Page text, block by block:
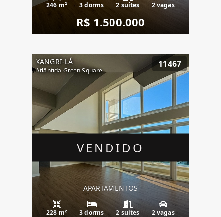
246 m² 3 dorms 2 suítes 2 vagas
R$ 1.500.000
VENDIDO
XANGRI-LÁ
Atlântida Green Square
11467
APARTAMENTOS
228 m² 3 dorms 2 suítes 2 vagas